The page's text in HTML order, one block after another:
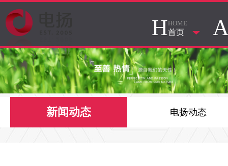
HHOME
首页
新闻动态 电扬动态